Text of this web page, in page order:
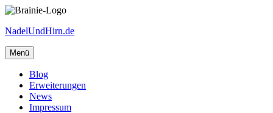
Zum
springen
NadelUndHirn.de
Menü
Blog
Erweiterungen
News
Impressum